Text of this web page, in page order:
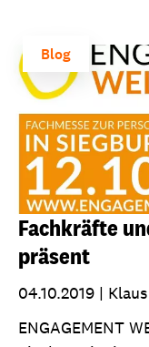
Blog
Fachkräfte
präsent
04.10.2019 |
ENGAGEMENT